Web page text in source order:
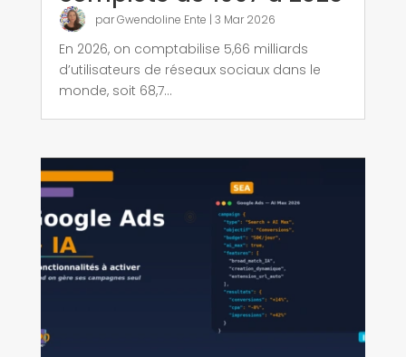
parGwendoline Ente | 3 Mar 2026
En 2026, on comptabilise 5,66 milliards
d’utilisateurs de réseaux sociaux dans le
monde, soit 68,7...